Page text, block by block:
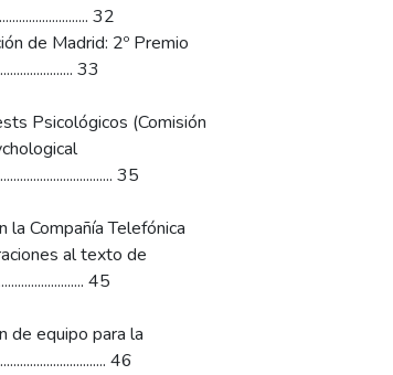
32
de Madrid: 2º Premio
33
Psicológicos (Comisión
35
Compañía Telefónica
al texto de
45
de equipo para la
46